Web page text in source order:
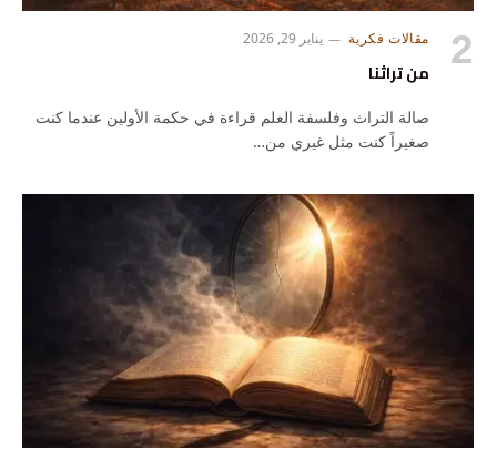
مقالات فكرية يناير 29, 2026
من تراثنا
صالة التراث وفلسفة العلم قراءة في حكمة الأولين عندما كنت
صغيراً كنت مثل غيري من…